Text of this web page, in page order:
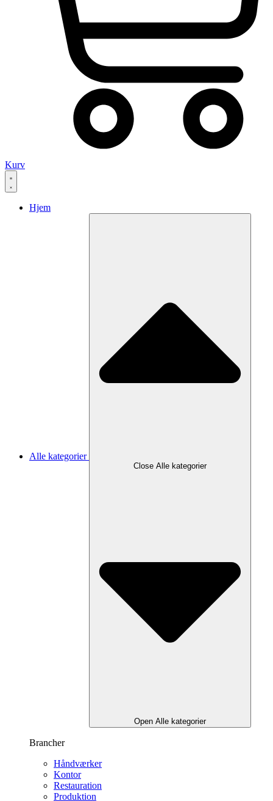
Kurv
Hjem
Alle kategorier
Close Alle kategorier
Open Alle kategorier
Brancher
Håndværker
Kontor
Restauration
Produktion